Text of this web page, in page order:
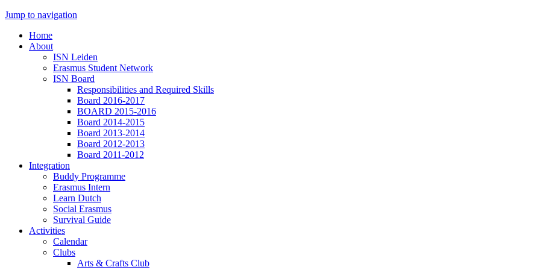
Jump to navigation
Home
About
ISN Leiden
Erasmus Student Network
ISN Board
Responsibilities and Required Skills
Board 2016-2017
BOARD 2015-2016
Board 2014-2015
Board 2013-2014
Board 2012-2013
Board 2011-2012
Integration
Buddy Programme
Erasmus Intern
Learn Dutch
Social Erasmus
Survival Guide
Activities
Calendar
Clubs
Arts & Crafts Club